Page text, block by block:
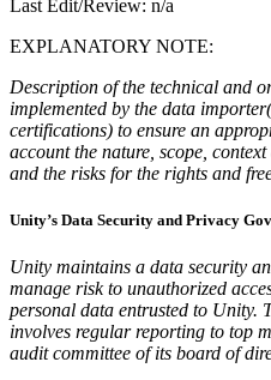
LiveOps
Expande
Adquisición de usuarios
Hazte descubrir y adquiere
Compras dentro de la aplicación
canal directo al consumidor
Monetización
Conecta a los jugadores con los
Publicitar con Unity
Monetizar
Venta minorista
Industria automotriz
Impulsar la innovación y las
Ver todas las industrias
Historias de éxito en el mundo real
Guías de mejores prácticas
Consejos y trucos de expertos
Demostraciones
Demostraciones, muestras y
Todos los recursos
Novedades
Blog
Actualizaciones, información y
Celebrando a los creadores de
Guías prácticas
Educación
Para estudiantes
Impulsa tu carrera
Para docentes
Licencia gratuita para fines
Lleva el poder de Unity a tu
Certificaciones
Last Edit/Review: n/a
EXPLANATORY NOTE:
Description of the technical and
implemented by the data
certifications) to ensure an
account the nature, scope,
and the risks for the rights and
Unity’s Data Security and Privacy
Unity maintains a data security
manage risk to unauthorized
personal data entrusted to Unity.
involves regular reporting to top
audit committee of its board of